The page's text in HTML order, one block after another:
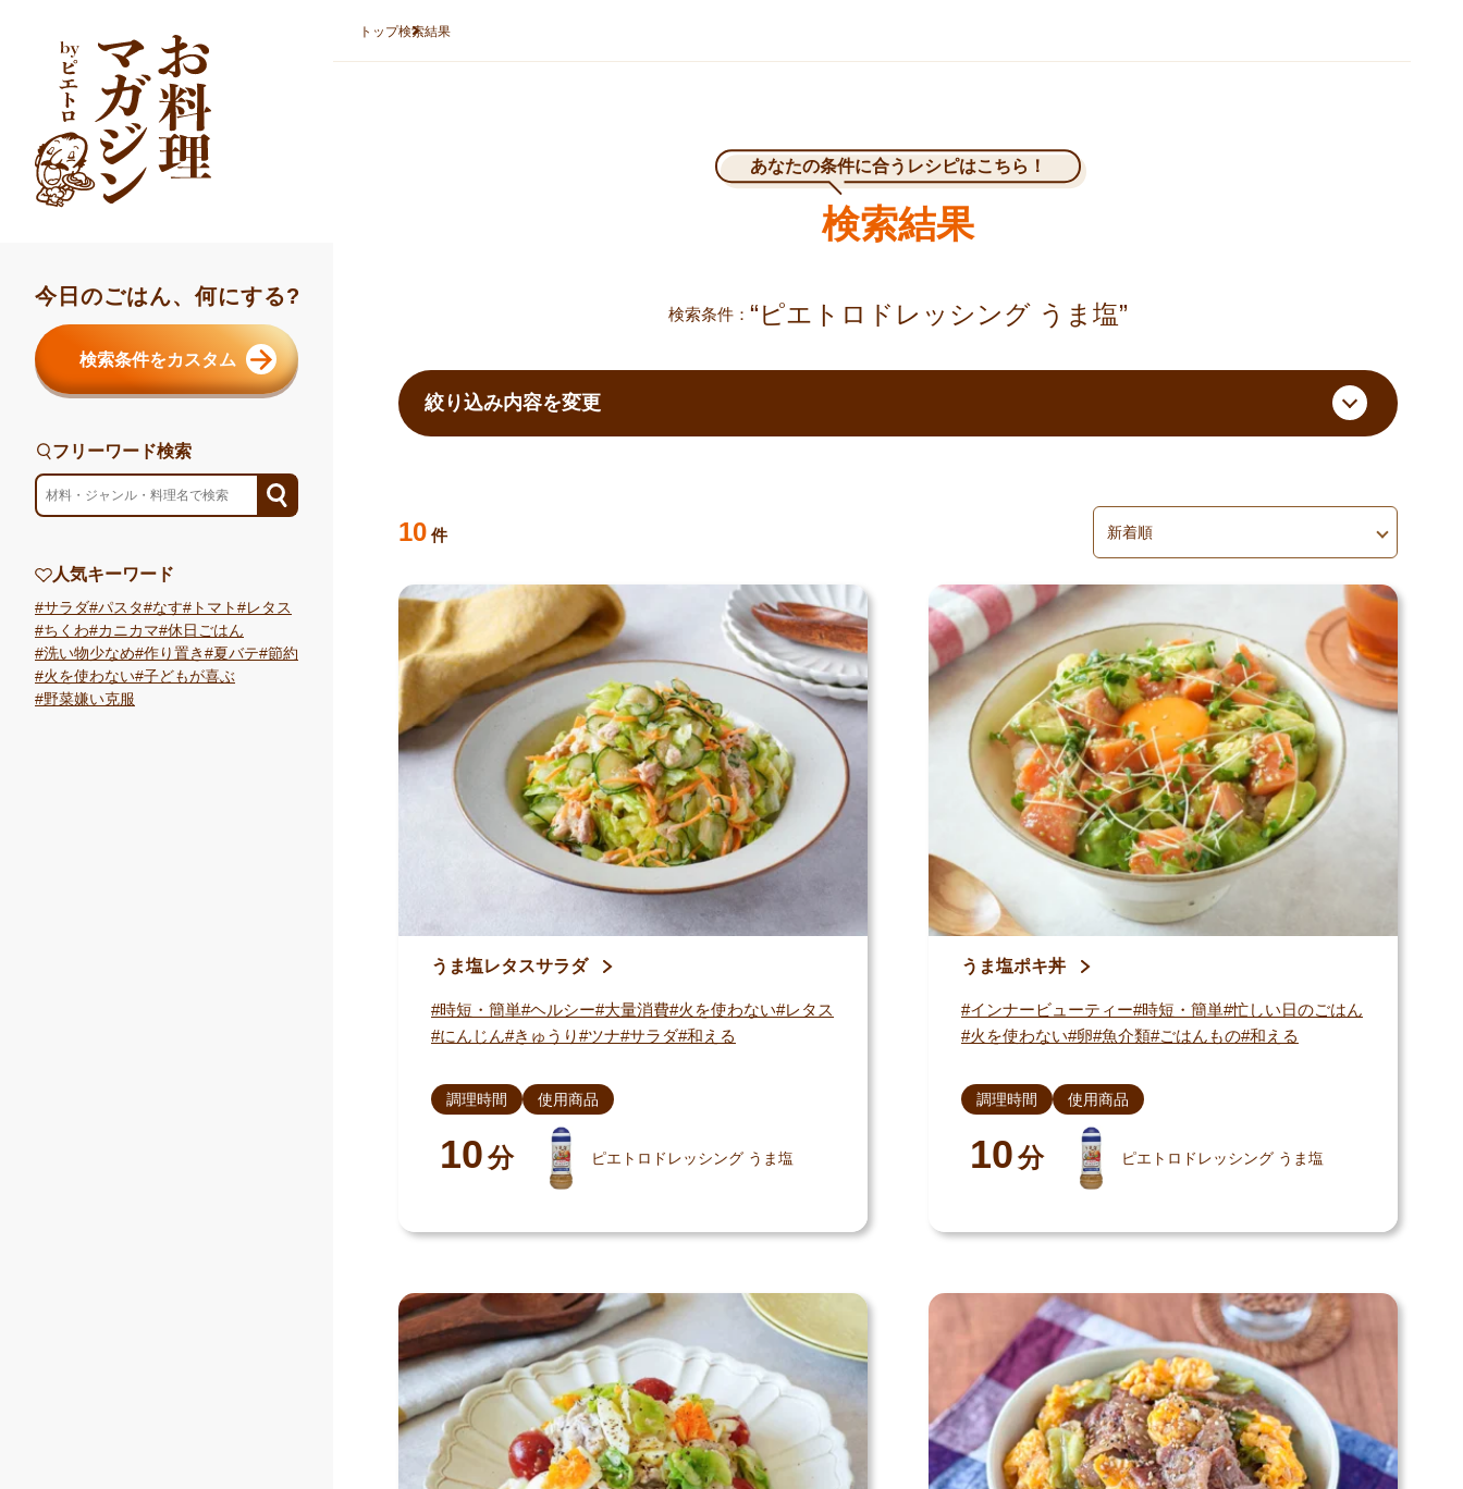
今日のごはん、何にする?
検索条件をカスタム
フリーワード検索
フリーワード検索
人気キーワード
サラダ パスタ なす トマト
レタス
ちくわ
カニカマ 休日ごはん
洗い物少なめ 作り置き 夏バテ 節約
火を使わない 子どもが喜ぶ
野菜嫌い克服
トップ検索結果
検索結果
あなたの条件に合うレシピはこちら！
検索条件 “ピエトロドレッシング うま塩”
絞り込み内容を変更
10 件
並べ替え
うま塩レタスサラダ
時短・簡単 ヘルシー 大量消費 火を使わない レタス
にんじん きゅうり ツナ サラダ 和える
調理時間
10分
使用商品
ピエトロドレッシング うま塩
うま塩ポキ丼
インナービューティー 時短・簡単 忙しい日のごはん
火を使わない 卵 魚介類 ごはんもの 和える
調理時間
10分
使用商品
ピエトロドレッシング うま塩